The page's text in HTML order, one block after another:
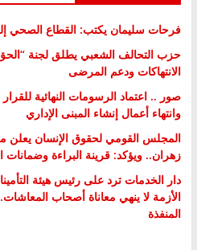
فرحات سليمان يكتب: القطاع الصحي
حزب التحالف الشعبي يطلق لجنة
الانتهاكات ودعم المرضى
صور .. اعتماد الرسومات النهائية
وانتهاء أعمال إنشاء المبنى الإداري
المجلس القومي لحقوق الإنسان يعلن
زهران.. ويؤكد: قرينة البراءة
دار الخدمات ترد على رئيس هيئة
الأزمة لا ينهي معاناة أصحاب
المنفذة